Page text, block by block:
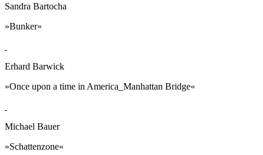
Sandra Bartocha
»Bunker«
Erhard Barwick
»Once upon a time in America_Manhattan Bridge«
Michael Bauer
»Schattenzone«